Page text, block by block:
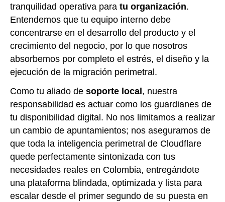
tranquilidad operativa para tu organización.
Entendemos que tu equipo interno debe
concentrarse en el desarrollo del producto y el
crecimiento del negocio, por lo que nosotros
absorbemos por completo el estrés, el diseño y la
ejecución de la migración perimetral.
Como tu aliado de soporte local , nuestra
responsabilidad es actuar como los guardianes de
tu disponibilidad digital. No nos limitamos a realizar
un cambio de apuntamientos; nos aseguramos de
que toda la inteligencia perimetral de Cloudflare
quede perfectamente sintonizada con tus
necesidades reales en Colombia, entregándote
una plataforma blindada, optimizada y lista para
escalar desde el primer segundo de su puesta en